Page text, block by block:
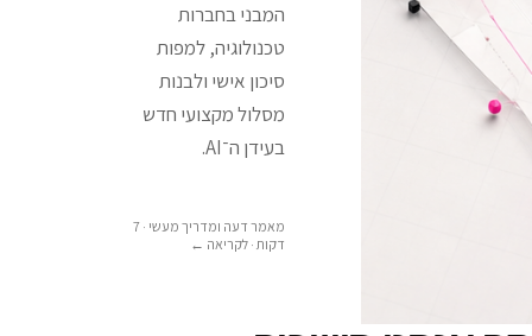
המבני בחברות
טכנולוגיה, למפות
סיכון אישי ולבנות
מסלול מקצועי חדש
מאמר דעה ומדריך מעשי · 7